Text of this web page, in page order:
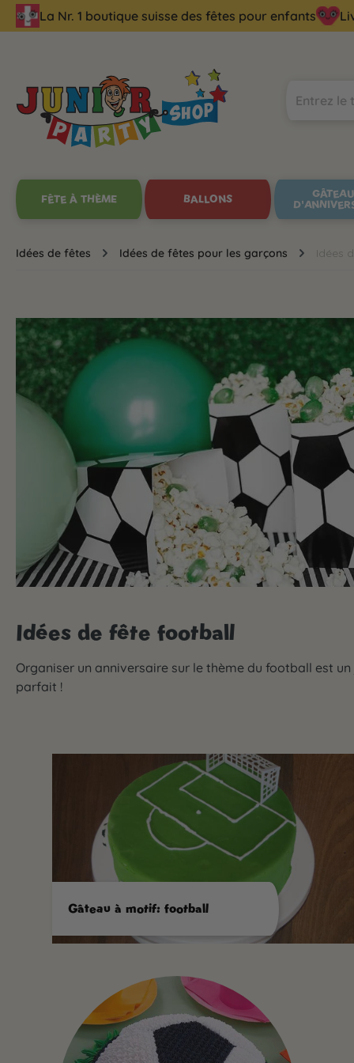
Passer à la navigation principale
La Nr. 1 boutique suisse des fêtes pour enfants
FÊTE À THÈME BALLONS
Idées de fêtes Idées de fêtes pour les garçons Idées
Idées de fête football
Organiser un anniversaire sur le thème du football est
parfait !
Gâteau à motif: football